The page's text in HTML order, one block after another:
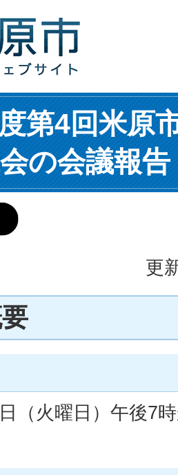
第4回米原
の会議報告
更
（火曜日）午後7